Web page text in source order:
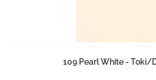
109 Pearl White - Toki/